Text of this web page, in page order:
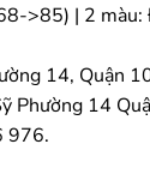
>85) | 2 màu:
14, Quận
Phường 14
976.